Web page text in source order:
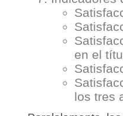
en el
los tres